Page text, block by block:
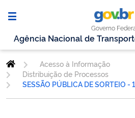
Governo
Agência Nacional de
Acesso à Informação
Distribuição de Processos